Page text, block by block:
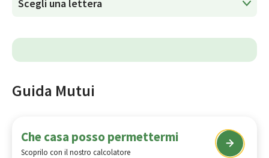
Guida Mutui
Che casa posso permettermi
Scoprilo con il nostro calcolatore